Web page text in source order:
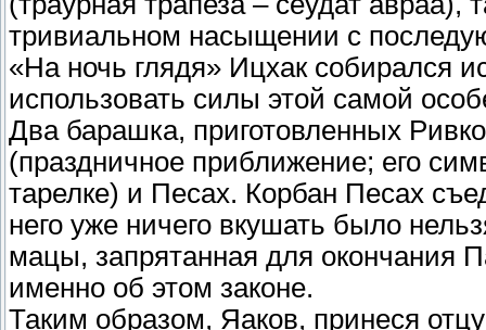
тривиальном насыщении с
«На ночь глядя» Ицхак собирался
использовать силы этой самой
Два барашка, приготовленных
(праздничное приближение; его
тарелке) и Песах. Корбан Песах
него уже ничего вкушать было
мацы, запрятанная для окончания
именно об этом законе.
Таким образом, Яаков, принеся